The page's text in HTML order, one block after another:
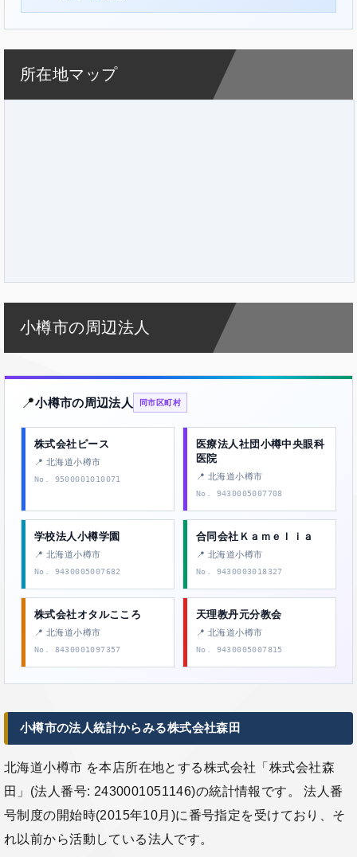
所在地マップ
小樽市の周辺法人
📍小樽市の周辺法人 同市区町村
株式会社ピース
📍 北海道小樽市
No. 9500001010071
医療法人社団小樽中央眼科
医院
📍 北海道小樽市
No. 9430005007708
学校法人小樽学園
📍 北海道小樽市
No. 9430005007682
合同会社Ｋａｍｅｌｉａ
📍 北海道小樽市
No. 9430003018327
株式会社オタルこころ
📍 北海道小樽市
No. 8430001097357
天理教丹元分教会
📍 北海道小樽市
No. 9430005007815
小樽市の法人統計からみる株式会社森田
北海道小樽市 を本店所在地とする株式会社「株式会社森
田」(法人番号: 2430001051146)の統計情報です。 法人番
号制度の開始時(2015年10月)に番号指定を受けており、そ
れ以前から活動している法人です。